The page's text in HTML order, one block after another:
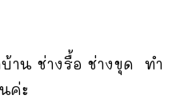
าน ช่างรื้อ ช่างขุด ทำ
ค่ะ